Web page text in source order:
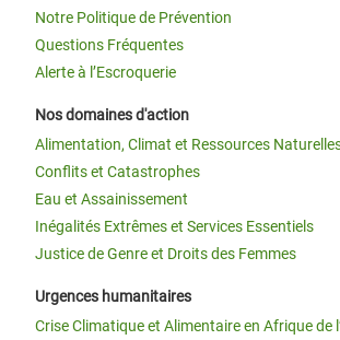
Notre Politique de Prévention
Questions Fréquentes
Alerte à l’Escroquerie
Nos domaines d'action
Alimentation, Climat et Ressources
Conflits et Catastrophes
Eau et Assainissement
Inégalités Extrêmes et Services Essentiels
Justice de Genre et Droits des Femmes
Urgences humanitaires
Crise Climatique et Alimentaire en Afrique de